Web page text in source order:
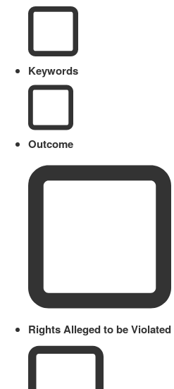
Keywords
Outcome
Rights Alleged to be Violated